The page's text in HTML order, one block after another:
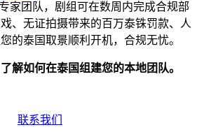
家团队，剧组可在数周内完成合规部
、无证拍摄带来的百万泰铢罚款、人
的泰国取景顺利开机，合规无忧。
解如何在泰国组建您的本地团队。
联系我们